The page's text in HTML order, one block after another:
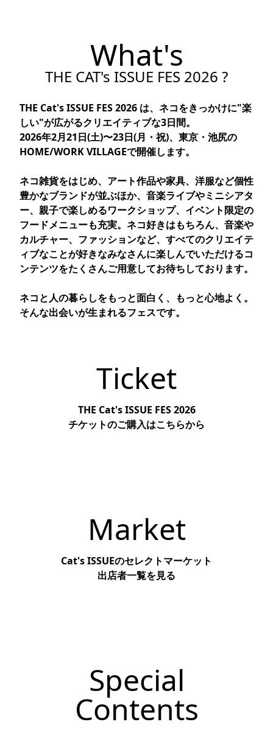
What's
THE CAT's ISSUE FES 2026 ?
THE Cat's ISSUE FES 2026 は、ネコをきっかけに"楽
しい"が広がるクリエイティブな3日間。
2026年2月21日(土)〜23日(月・祝)、東京・池尻の
HOME/WORK VILLAGEで開催します。
ネコ雑貨をはじめ、アート作品や家具、洋服など個性
豊かなブランドが並ぶほか、音楽ライブやミニシアタ
ー、親子で楽しめるワークショップ、イベント限定の
フードメニューも充実。ネコ好きはもちろん、音楽や
カルチャー、ファッションなど、すべてのクリエイテ
ィブなことが好きなみなさんに楽しんでいただけるコ
ンテンツをたくさんご用意してお待ちしております。
ネコと人の暮らしをもっと面白く、もっと心地よく。
そんな出会いが生まれるフェスです。
Ticket
THE Cat's ISSUE FES 2026
チケットのご購入はこちらから
Market
Cat's ISSUEのセレクトマーケット
出店者一覧を見る
Special
Contents